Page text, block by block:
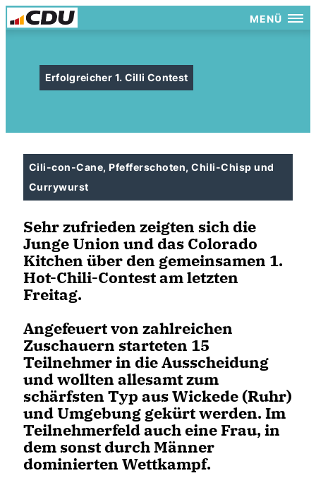
MENÜ
Erfolgreicher 1. Cilli Contest
Cili-con-Cane, Pfefferschoten, Chili-Chisp und
Currywurst
Sehr zufrieden zeigten sich die
Junge Union und das Colorado
Kitchen über den gemeinsamen 1.
Hot-Chili-Contest am letzten
Freitag.
Angefeuert von zahlreichen
Zuschauern starteten 15
Teilnehmer in die Ausscheidung
und wollten allesamt zum
schärfsten Typ aus Wickede (Ruhr)
und Umgebung gekürt werden. Im
Teilnehmerfeld auch eine Frau, in
dem sonst durch Männer
dominierten Wettkampf.